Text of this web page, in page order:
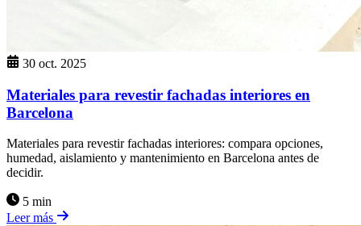
30 oct. 2025
Materiales para revestir fachadas interiores en
Barcelona
Materiales para revestir fachadas interiores: compara opciones,
humedad, aislamiento y mantenimiento en Barcelona antes de
decidir.
5 min
Leer más